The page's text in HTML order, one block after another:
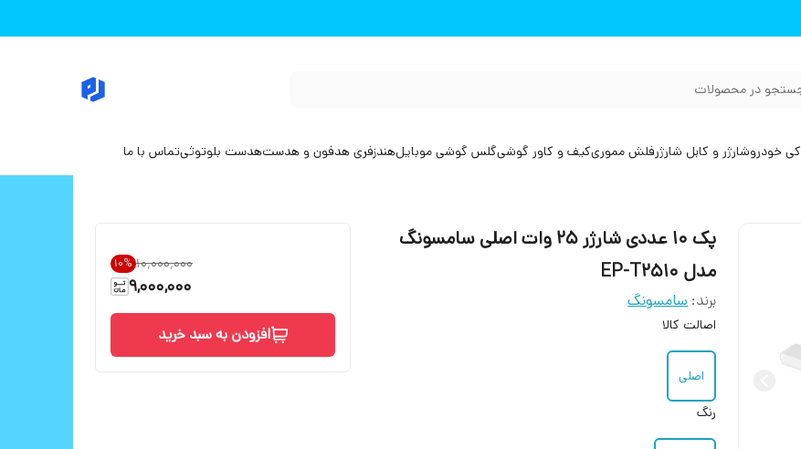
در محصولات
خودروشارژر و کابل شارژرفلش مموریکیف و کاور گوشیگلس گوشی موبایلهندزفری هدفون و هدستهدست بلوتوثیتماس با ما
پک 10 عددی شارژر 25 وات اصلی سامسونگ
مدل EP-T2510
برند: سامسونگ
اصالت کالا
اصلی
رنگ
۱۰٬۰۰۰٬۰۰۰ 10%
9,000,000
افزودن به سبد خرید